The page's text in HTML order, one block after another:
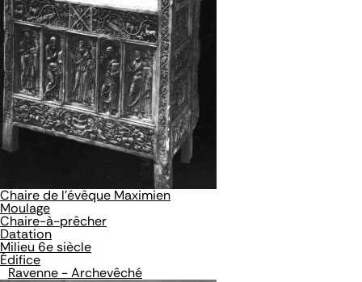
Chaire de l'évêque Maximien
Moulage
Chaire-à-prêcher
Datation
Milieu 6e siècle
Édifice
Ravenne - Archevêché